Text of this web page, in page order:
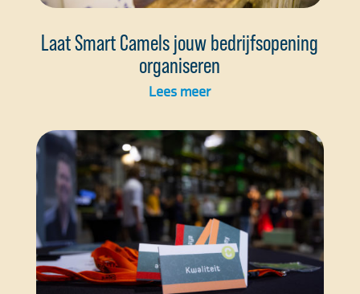
Laat Smart Camels jouw bedrijfsopening
organiseren
Lees meer